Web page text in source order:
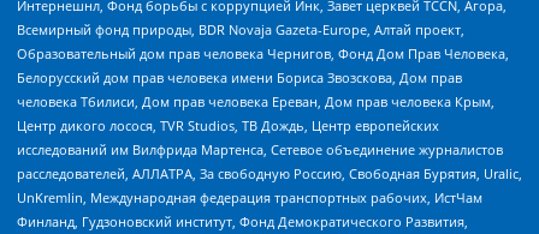
Интернешнл, Фонд борьбы с коррупцией Инк, Завет церквей TCCN, Агора,
Всемирный фонд природы, BDR Novaja Gazeta-Europe, Алтай проект,
Образовательный дом прав человека Чернигов, Фонд Дом Прав Человека,
Белорусский дом прав человека имени Бориса Звозскова, Дом прав
человека Тбилиси, Дом прав человека Ереван, Дом прав человека Крым,
Центр дикого лосося, TVR Studios, ТВ Дождь, Центр европейских
исследований им Вилфрида Мартенса, Сетевое объединение журналистов
расследователей, АЛЛАТРА, За свободную Россию, Свободная Бурятия, Uralic,
UnKremlin, Международная федерация транспортных рабочих, ИстЧам
Финланд, Гудзоновский институт, Фонд Демократического Развития,